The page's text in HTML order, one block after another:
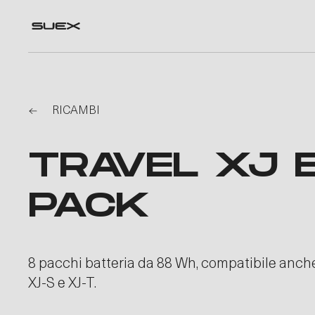
RICAMBI
TRAVEL XJ
PACK
8 pacchi batteria da 88 Wh, compatibile
XJ-S e XJ-T.